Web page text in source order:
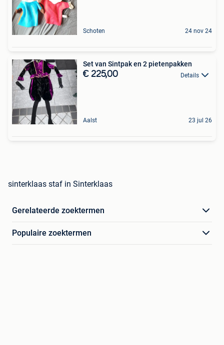
Schoten 24 nov 24
Set van Sintpak en 2 pietenpakken
€ 225,00 Details
Aalst 23 jul 26
sinterklaas staf in Sinterklaas
Gerelateerde zoektermen
Populaire zoektermen